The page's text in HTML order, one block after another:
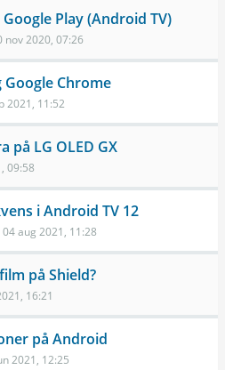
Play (Android TV)
nov 2020, 07:26
Google Chrome
2021, 11:52
på LG OLED GX
09:58
i Android TV 12
04 aug 2021, 11:28
på Shield?
16:21
på Android
2021, 12:25